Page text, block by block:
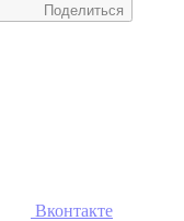
Поделиться
Вконтакте